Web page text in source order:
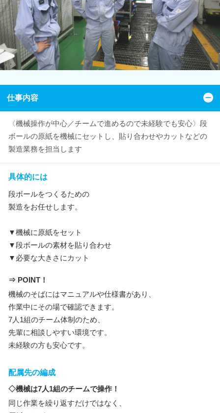
仕事内容
〈機械操作が中心／チームで進めるので未経験でも安心〉段
ボールの原紙を機械にセットし、貼り合わせやカットなどの
製造業務を担当します
具体的には
段ボールをつくるための
製造をお任せします。
▼機械に原紙をセット
▼段ボールの素材を貼り合わせ
▼必要な大きさにカット
⇒ POINT！
機械のそばにはマニュアルや仕様書があり、
作業中にその場で確認できます。
7人1組のチーム体制のため、
先輩に相談しやすい環境です。
未経験の方も安心です。
配属先の編成
◇機械は7人1組のチームで操作！
同じ作業を繰り返すだけではなく、